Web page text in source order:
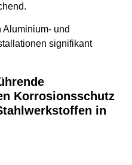
und
signifikant
Korrosionsschutz
in